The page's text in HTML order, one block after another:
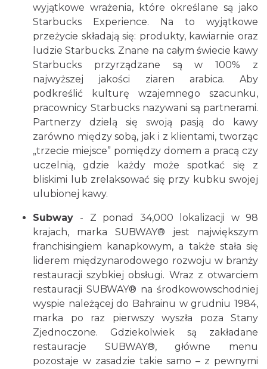
wyjątkowe wrażenia, które określane są jako
Starbucks Experience. Na to wyjątkowe
przeżycie składają się: produkty, kawiarnie oraz
ludzie Starbucks. Znane na całym świecie kawy
Starbucks przyrządzane są w 100% z
najwyższej jakości ziaren arabica. Aby
podkreślić kulturę wzajemnego szacunku,
pracownicy Starbucks nazywani są partnerami.
Partnerzy dzielą się swoją pasją do kawy
zarówno między sobą, jak i z klientami, tworząc
„trzecie miejsce” pomiędzy domem a pracą czy
uczelnią, gdzie każdy może spotkać się z
bliskimi lub zrelaksować się przy kubku swojej
ulubionej kawy.
Subway - Z ponad 34,000 lokalizacji w 98
krajach, marka SUBWAY® jest największym
franchisingiem kanapkowym, a także stała się
liderem międzynarodowego rozwoju w branży
restauracji szybkiej obsługi. Wraz z otwarciem
restauracji SUBWAY® na środkowowschodniej
wyspie należącej do Bahrainu w grudniu 1984,
marka po raz pierwszy wyszła poza Stany
Zjednoczone. Gdziekolwiek są zakładane
restauracje SUBWAY®, główne menu
pozostaje w zasadzie takie samo – z pewnymi